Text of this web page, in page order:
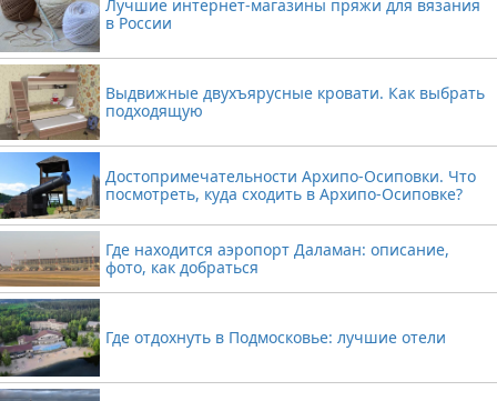
Лучшие интернет-магазины пряжи для вязания
в России
Выдвижные двухъярусные кровати. Как выбрать
подходящую
Достопримечательности Архипо-Осиповки. Что
посмотреть, куда сходить в Архипо-Осиповке?
Где находится аэропорт Даламан: описание,
фото, как добраться
Где отдохнуть в Подмосковье: лучшие отели